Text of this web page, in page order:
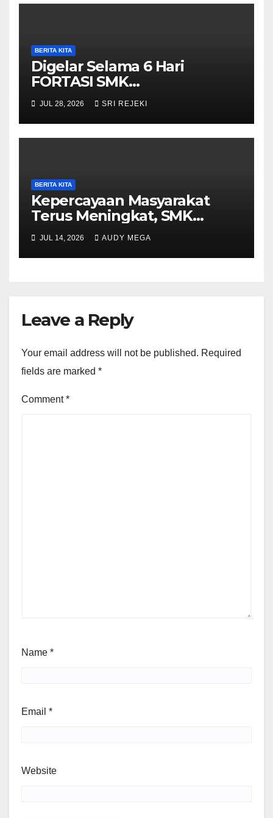
Purwantoro
BERITA KITA
Digelar Selama 6 Hari
FORTASI SMK
Muhammadiyah 5
Purwantoro Berjalan Lancar,
Meriah, dan Penuh
Semangat
JUL 28, 2026 SRI REJEKI
BERITA KITA
Kepercayaan Masyarakat
Terus Meningkat, SMK
Muhammadiyah 5
Purwantoro Sambut 376
Peserta Didik Baru
JUL 14, 2026 AUDY MEGA
Leave a Reply
Your email address will not be published. Required
fields are marked *
Comment*
Name *
Email *
Website